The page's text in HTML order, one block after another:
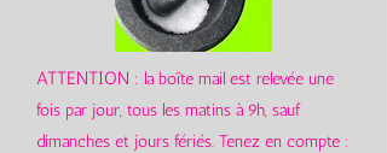
ATTENTION : la boîte mail est relevée une
fois par jour, tous les matins à 9h, sauf
dimanches et jours fériés. Tenez en compte :